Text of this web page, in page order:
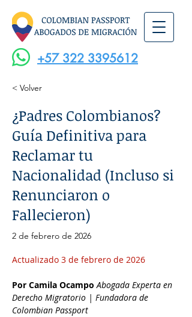
+57 322 3395612
< Volver
¿Padres Colombianos?
Guía Definitiva para
Reclamar tu
Nacionalidad (Incluso si
Renunciaron o
Fallecieron)
2 de febrero de 2026
Actualizado 3 de febrero de 2026
Por Camila Ocampo Abogada Experta en
Derecho Migratorio | Fundadora de
Colombian Passport